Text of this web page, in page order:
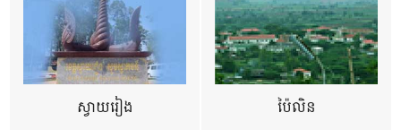
ស្វាយរៀង ប៉ៃលិន